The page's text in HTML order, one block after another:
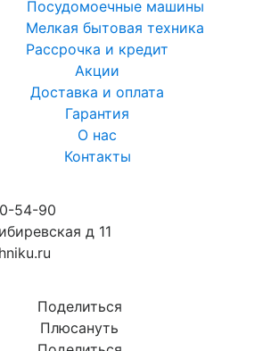
Посудомоечные машины
Мелкая бытовая техника
Рассрочка и кредит
Акции
Доставка и оплата
Гарантия
О нас
Контакты
54-90
д 11
Поделиться
Плюсануть